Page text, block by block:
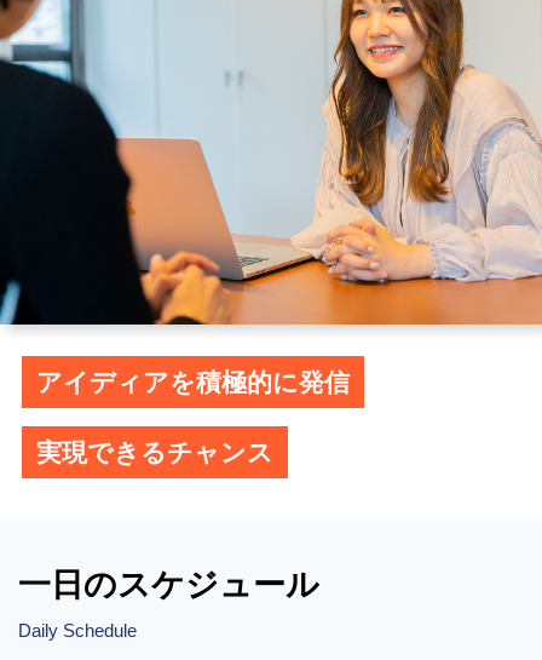
アイディアを積極的に発信
実現できるチャンス
一日のスケジュール
Daily Schedule